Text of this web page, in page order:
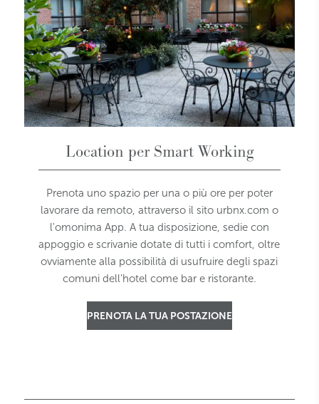
Location per Smart Working
Prenota uno spazio per una o più ore per poter
lavorare da remoto, attraverso il sito urbnx.com o
l'omonima App. A tua disposizione, sedie con
appoggio e scrivanie dotate di tutti i comfort, oltre
ovviamente alla possibilità di usufruire degli spazi
comuni dell’hotel come bar e ristorante.
PRENOTA LA TUA POSTAZIONE